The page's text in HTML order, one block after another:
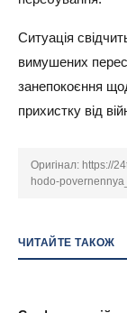
Ситуація
вимушених
занепокоєння
прихистку від
Оригінал: https://
hodo-
ЧИТАЙТЕ ТАКОЖ